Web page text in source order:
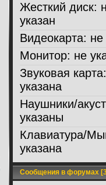
Жесткий диск:
указан
Видеокарта: не
Монитор: не
Звуковая карта:
указана
Наушники/
указаны
Клавиатура/
указана
Сообщения в форумах